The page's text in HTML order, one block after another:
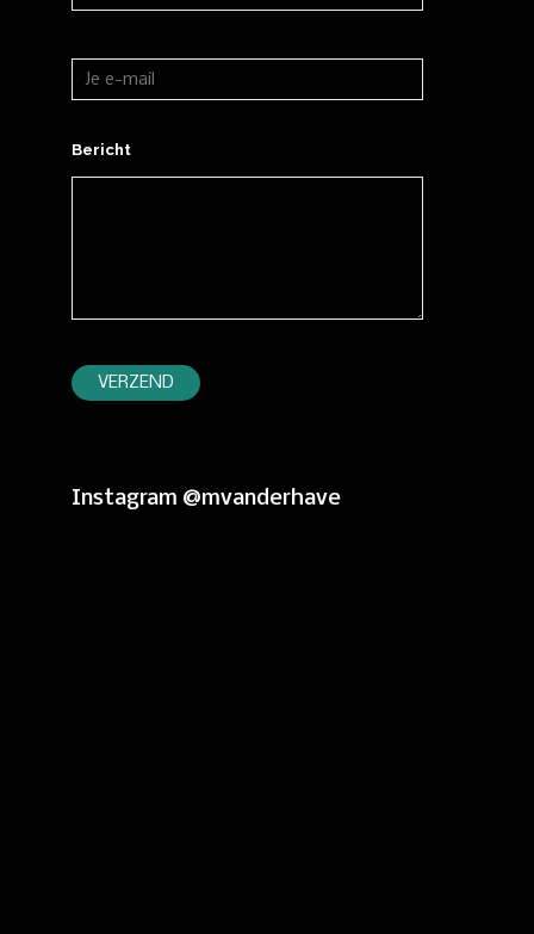
Bericht
Instagram @mvanderhave